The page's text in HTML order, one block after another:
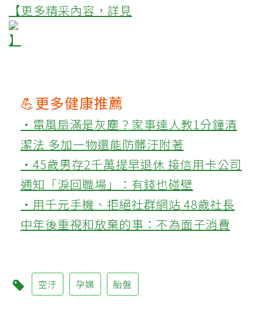
【更多精采內容，詳見
】
💪更多健康推薦
‧電風扇滿是灰塵？家事達人教1分鐘清
潔法 多加一物還能防髒汙附著
‧45歲男存2千萬提早退休 接信用卡公司
通知「淚回職場」：有錢也碰壁
‧用千元手機、拒絕社群網站 48歲社長
中年後重視和放棄的事：不為面子消費
空汙 孕婦 胎盤